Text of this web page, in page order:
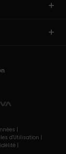
|
d'Utilisation |
|